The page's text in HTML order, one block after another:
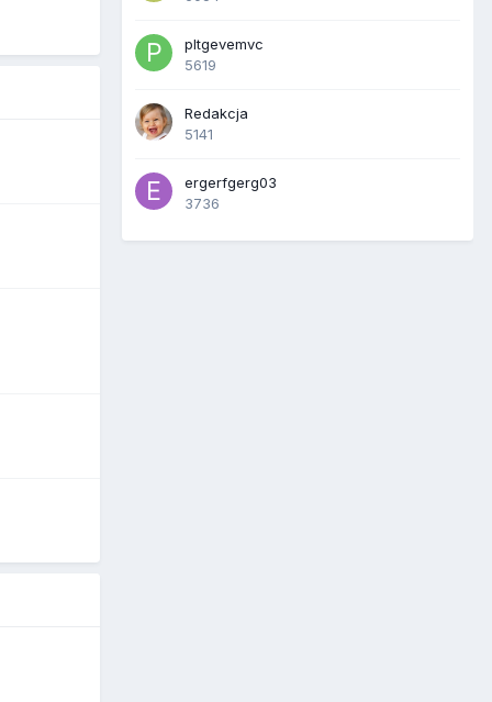
pltgevemvc
5619
Redakcja
5141
ergerfgerg03
3736